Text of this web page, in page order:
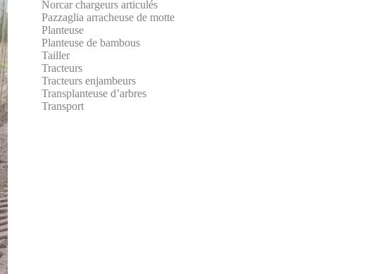
Norcar chargeurs articulés
Pazzaglia arracheuse de motte
Planteuse
Planteuse de bambous
Tailler
Tracteurs
Tracteurs enjambeurs
Transplanteuse d’arbres
Transport